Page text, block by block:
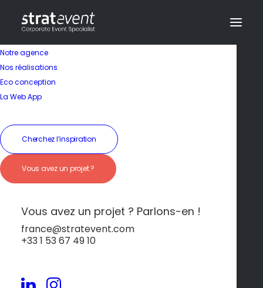
Notre agence
Nos réalisations
Eco conception
La Web App
Cherchez l’inspiration
Vous avez un projet ?
Vous avez un projet ? Parlons-en !
france@stratevent.com
+33 1 53 67 49 10
Charme et Élégance
en bord de mer